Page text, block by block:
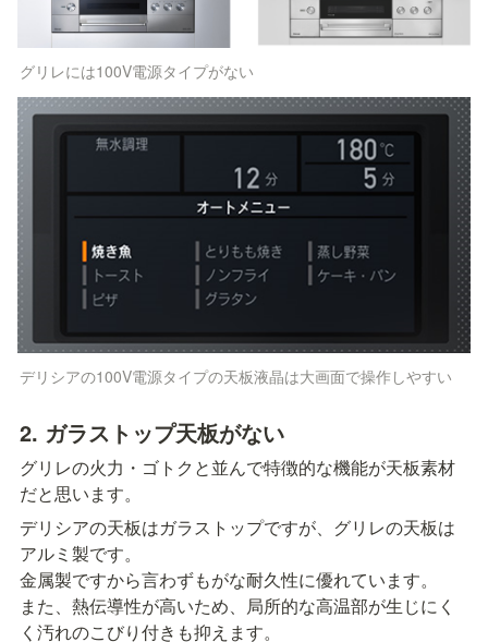
グリレには100V電源タイプがない
デリシアの100V電源タイプの天板液晶は大画面で操作しやすい
2. ガラストップ天板がない
グリレの火力・ゴトクと並んで特徴的な機能が天板素材
だと思います。
デリシアの天板はガラストップですが、グリレの天板は
アルミ製です。
金属製ですから言わずもがな耐久性に優れています。
また、熱伝導性が高いため、局所的な高温部が生じにく
く汚れのこびり付きも抑えます。